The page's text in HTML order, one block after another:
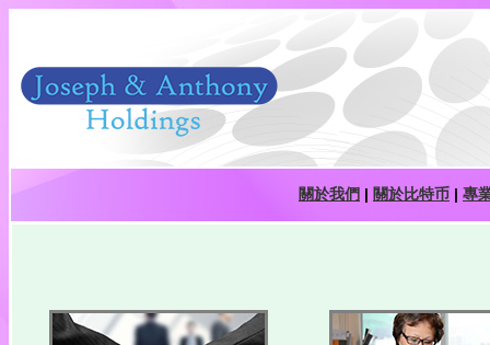
關於我們 | 關於比特币 | 專